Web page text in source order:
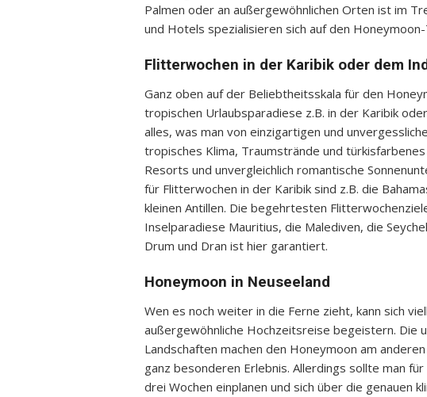
Palmen oder an außergewöhnlichen Orten ist im
und Hotels spezialisieren sich auf den
Flitterwochen in der Karibik oder dem
Ganz oben auf der Beliebtheitsskala für den
tropischen Urlaubsparadiese z.B. in der Karibik
alles, was man von einzigartigen und
tropisches Klima, Traumstrände und
Resorts und unvergleichlich romantische
für Flitterwochen in der Karibik sind z.B. die
kleinen Antillen. Die begehrtesten
Inselparadiese Mauritius, die Malediven, die
Drum und Dran ist hier garantiert.
Honeymoon in Neuseeland
Wen es noch weiter in die Ferne zieht, kann sich
außergewöhnliche Hochzeitsreise begeistern. Die
Landschaften machen den Honeymoon am
ganz besonderen Erlebnis. Allerdings sollte man
drei Wochen einplanen und sich über die genauen